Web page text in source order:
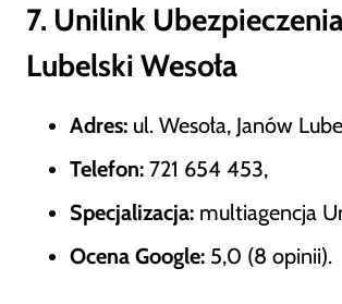
7. Unilink
Lubelski Wesoła
Adres: ul. Wesoła, Janów
Telefon: 721 654 453,
Specjalizacja: multiagencja
Ocena Google: 5,0 (8 opinii).